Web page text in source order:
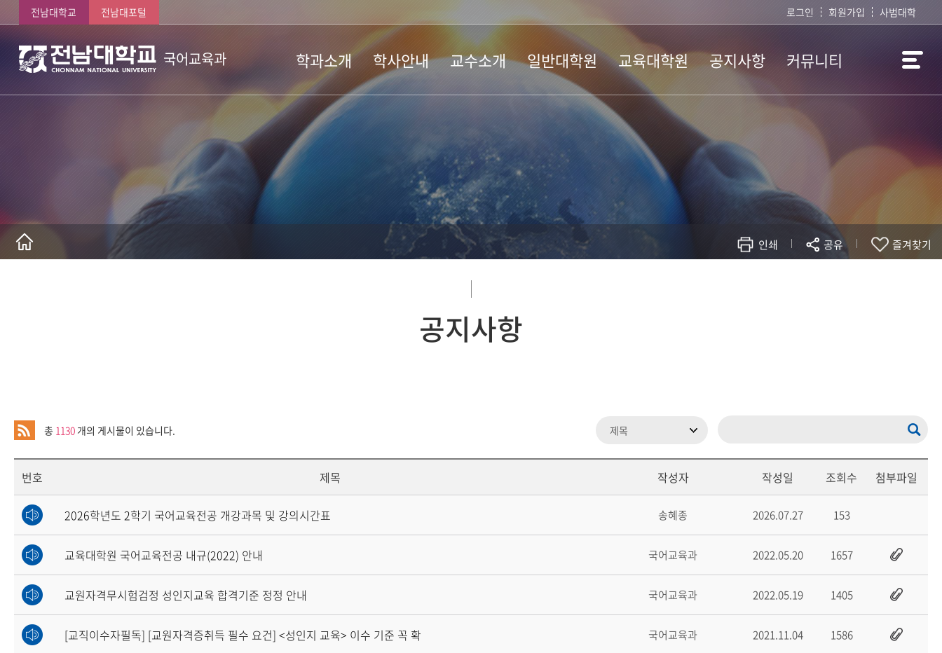
전남대학교 전남대포털 로그인 회원가입 사범대학
국어교육과 학과소개
학과소개
학과연혁
장학제도
찾아오시는 길
학사안내
졸업자격 인정기준
교수소개 일반대학원
전공소개
공지사항
교육대학원
전공소개
교과과정
기본이수
학사일정
공지사항 커뮤니티
질문과답변
수업자료실
취업안내
인쇄 공유 즐겨찾기
공지사항
총 1130 개의 게시물이 있습니다.
번호 제목 작성자 작성일 조회수 첨부파일
2026학년도 2학기 국어교육전공 개강과목 및 강의시간표 송혜종 2026.07.27 153
교육대학원 국어교육전공 내규(2022) 안내 국어교육과 2022.05.20 1657
교원자격무시험검정 성인지교육 합격기준 정정 안내 국어교육과 2022.05.19 1405
[교직이수자필독] [교원자격증취득 필수 요건] <성인지 교육> 이수 기준 꼭 확 국어교육과 2021.11.04 1586